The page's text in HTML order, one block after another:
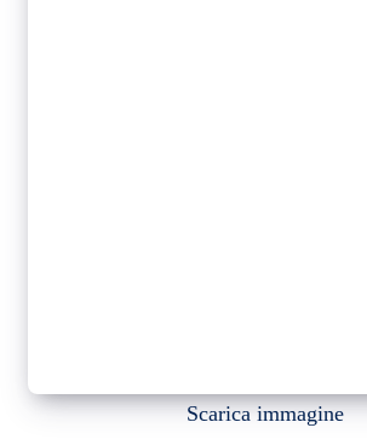
Scarica immagine